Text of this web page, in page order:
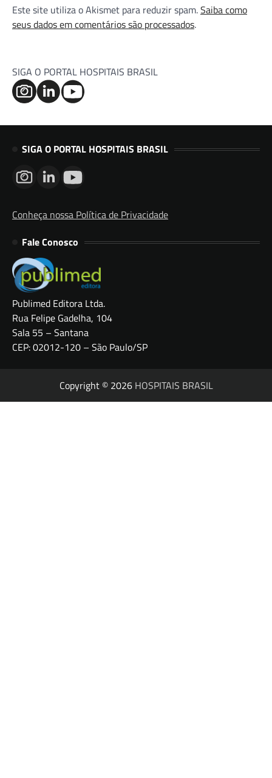
Este site utiliza o Akismet para reduzir spam.Saiba como
seus dados em comentários são processados.
SIGA O PORTAL HOSPITAIS BRASIL
SIGA O PORTAL HOSPITAIS BRASIL
Conheça nossa Política de Privacidade
Fale Conosco
Publimed Editora Ltda.
Rua Felipe Gadelha, 104
Sala 55 – Santana
CEP: 02012-120 – São Paulo/SP
Copyright © 2026 HOSPITAIS BRASIL